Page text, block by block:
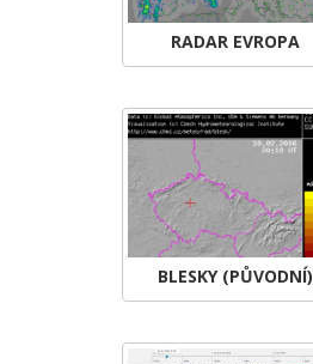
RADAR EVROPA
BLESKY (PŮVODNÍ)